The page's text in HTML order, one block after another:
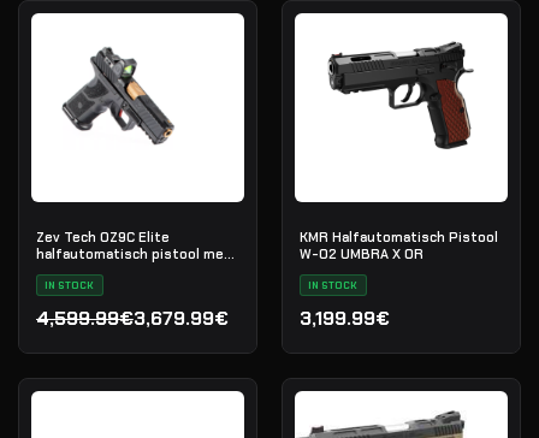
Zev Tech OZ9C Elite
halfautomatisch pistool met
Trijicon RMR, kal. 9×19
IN STOCK
4,599.99€
Oorspronkelijke prijs was: 4,599.99€.
3,679.99€
Huidige prijs is: 3,679.99€.
KMR Halfautomatisch Pistool
W-02 UMBRA X OR
IN STOCK
3,199.99€